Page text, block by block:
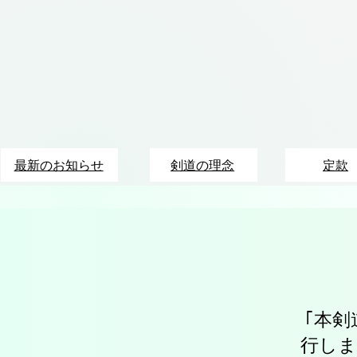
最新のお知らせ 剣道の理念 定款
｢本
行し